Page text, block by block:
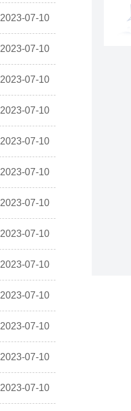
2023-07-10
2023-07-10
2023-07-10
2023-07-10
2023-07-10
2023-07-10
2023-07-10
2023-07-10
2023-07-10
2023-07-10
2023-07-10
2023-07-10
2023-07-10